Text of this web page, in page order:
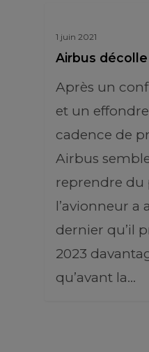
1 juin 2021
Airbus décolle
Après un
et un
cadence de
Airbus
reprendre du
l’avionneur a
dernier qu’il
2023
qu’avant la…